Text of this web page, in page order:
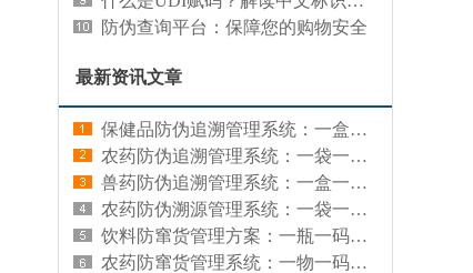
防伪查询平台：保障您的购物安全
最新资讯文章
保健品防伪追溯管理系统：一盒一码，让每盒保健品来源可查、真伪可辨
农药防伪追溯管理系统：一袋一码，让每袋农药有据可查、有源可溯
兽药防伪追溯管理系统：一盒一码，让每盒兽药来源可查、真伪可辨
农药防伪溯源管理系统：一袋一码，既防假冒又查来源
饮料防窜货管理方案：一瓶一码，从源头管住渠道流向
农药防窜货管理系统：一物一码，让每袋农药流向清晰、渠道可控